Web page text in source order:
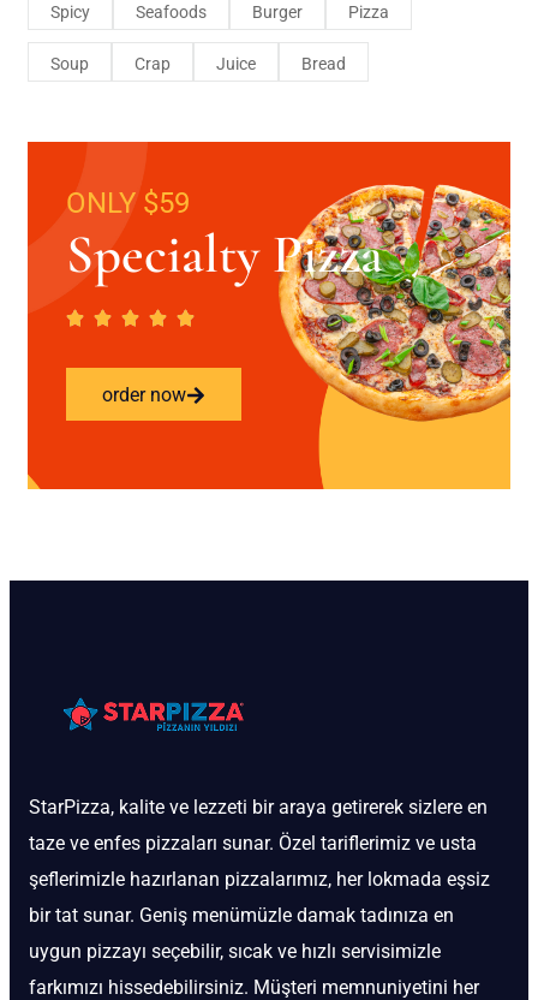
Spicy Seafoods Burger Pizza
Soup Crap Juice Bread
ONLY $59
Specialty Pizza
order now
StarPizza, kalite ve lezzeti bir araya getirerek sizlere en
taze ve enfes pizzaları sunar. Özel tariflerimiz ve usta
şeflerimizle hazırlanan pizzalarımız, her lokmada eşsiz
bir tat sunar. Geniş menümüzle damak tadınıza en
uygun pizzayı seçebilir, sıcak ve hızlı servisimizle
farkımızı hissedebilirsiniz. Müşteri memnuniyetini her